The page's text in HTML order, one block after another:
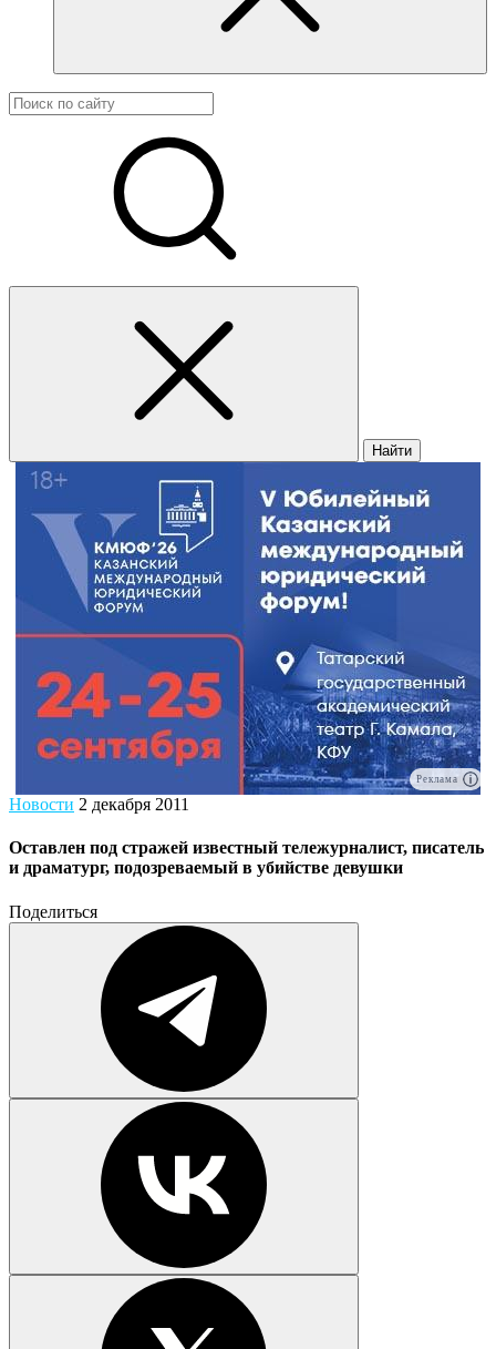
Найти
Реклама
Новости 2 декабря 2011
Оставлен под стражей известный тележурналист, писатель
и драматург, подозреваемый в убийстве девушки
Поделиться